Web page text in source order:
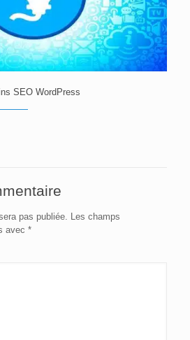
SEO WordPress
pas publiée. Les champs
avec *